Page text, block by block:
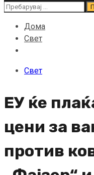
Пребарувај
Дома
Свет
Свет
ЕУ ќе
цени за
против